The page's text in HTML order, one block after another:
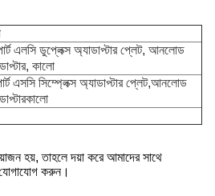
এলসি ডুপ্লেক্স অ্যাডাপ্টার প্লেট, আনলোড
কালো
এসসি সিম্প্লেক্স অ্যাডাপ্টার প্লেট,আনলোড
কালো
হয়, তাহলে দয়া করে আমাদের সাথে
করুন।